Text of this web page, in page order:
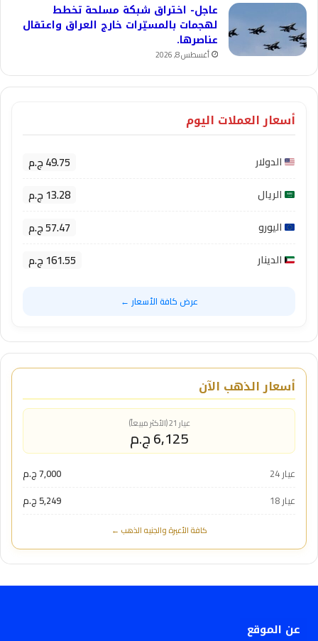
عاجل- اختراق شبكة مسلحة تخطط
لهجمات بالمسيّرات خارج العراق واعتقال
عناصرها.
أغسطس 8, 2026
أسعار العملات اليوم
الدولار 49.75 ج.م
الريال 13.28 ج.م
اليورو 57.47 ج.م
الدينار 161.55 ج.م
عرض كافة الأسعار ←
أسعار الذهب الآن
عيار 21 (الأكثر مبيعاً)
6,125 ج.م
عيار 24
7,000 ج.م
عيار 18
5,249 ج.م
كافة الأعيرة والجنيه الذهب ←
عن الموقع